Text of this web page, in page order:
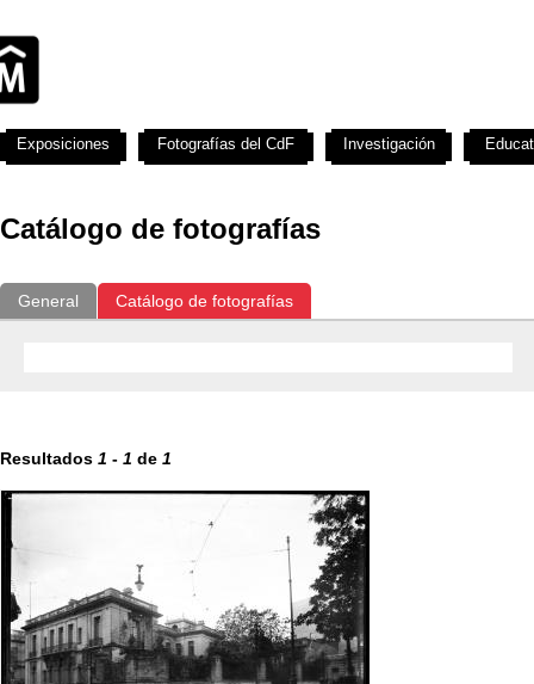
Catálogo de fotografías
General Catálogo de fotografías
Resultados 1 - 1 de 1
Exposiciones Fotografías del CdF Investigación